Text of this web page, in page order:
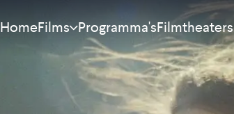
HomeFilms
Meest bekeken
Programma'sFilmtheaters